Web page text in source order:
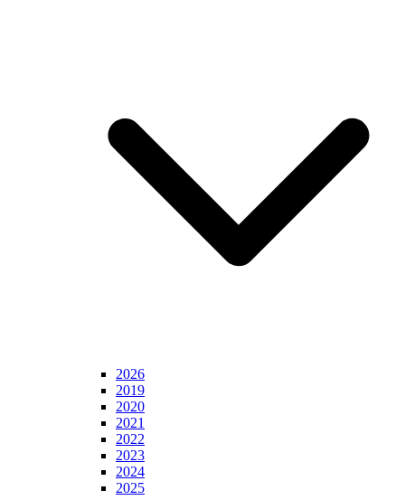
2026
2019
2020
2021
2022
2023
2024
2025